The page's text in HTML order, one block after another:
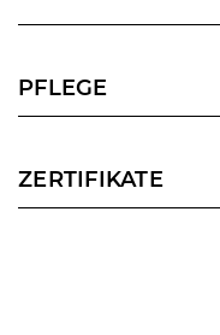
PFLEGE
ZERTIFIKATE